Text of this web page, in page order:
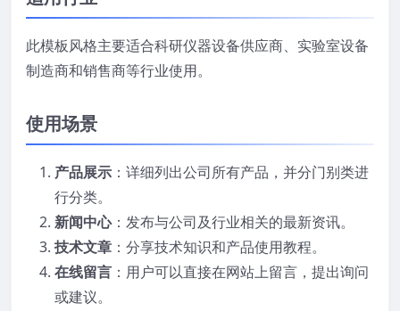
此模板风格主要适合科研仪器设备供应商、实验室设备
制造商和销售商等行业使用。
使用场景
产品展示 ：详细列出公司所有产品，并分门别类进
行分类。
新闻中心：发布与公司及行业相关的最新资讯。
技术文章 ：分享技术知识和产品使用教程。
在线留言 ：用户可以直接在网站上留言，提出询问
或建议。